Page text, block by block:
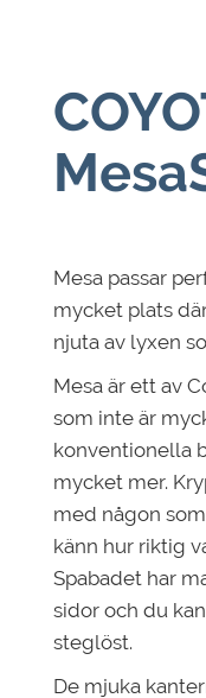
Mesa passar
mycket plats
njuta av lyxen
Mesa är ett av
som inte är
konventionella
mycket mer.
med någon
känn hur riktig
Spabadet har
sidor och du
steglöst.
De mjuka